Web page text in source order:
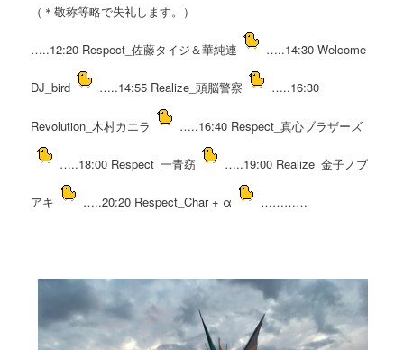
（＊敬称等略で失礼します。）
…..12:20 Respect_佐藤タイジ＆華純連 …..14:30 Welcome
DJ_bird …..14:55 Realize_頭脳警察 …..16:30
Revolution_木村カエラ …..16:40 Respect_真心ブラザーズ
…..18:00 Respect_一青窈 …..19:00 Realize_金子ノブ
アキ …..20:20 Respect_Char + α …………